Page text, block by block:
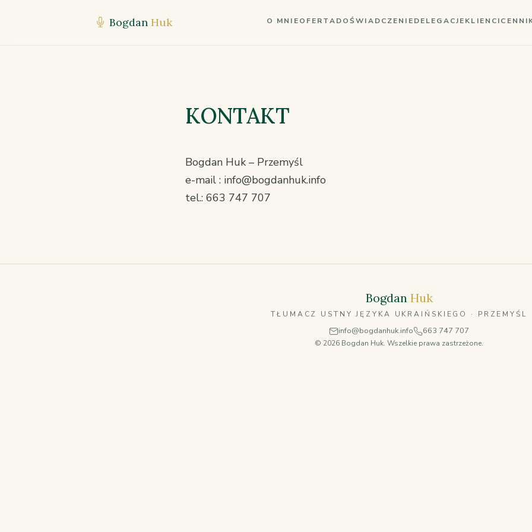
Bogdan Huk O MNIEOFERTADOŚWIADCZENIEDELEGACJEKLIENCI
KONTAKT
Bogdan Huk – Przemyśl
e-mail : info@bogdanhuk.info
tel.: 663 747 707
Bogdan Huk
TŁUMACZ USTNY JĘZYKA UKRAIŃSKIEGO · PRZEMYŚL
info@bogdanhuk.info 663 747 707
© 2026 Bogdan Huk. Wszelkie prawa zastrzeżone.